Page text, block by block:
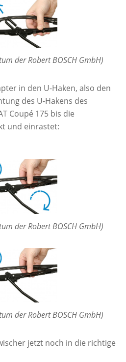
der Robert BOSCH GmbH)
in den U-Haken, also den
des U-Hakens des
Coupé 175 bis die
und einrastet:
der Robert BOSCH GmbH)
der Robert BOSCH GmbH)
jetzt noch in die richtige